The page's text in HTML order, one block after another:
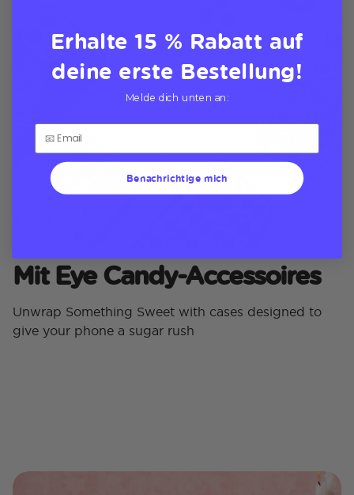
Mit Eye Candy-Accessoires
Unwrap Something Sweet with cases designed to
give your phone a sugar rush
Erhalte 15 % Rabatt auf
deine erste Bestellung!
Melde dich unten an:
Benachrichtige mich